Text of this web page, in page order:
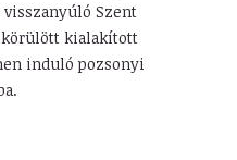
Szent
kialakított
induló pozsonyi